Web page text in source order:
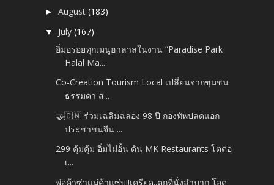
►August(183)
▼ July(167)
อิ่มอร่อยทุกเมนูฮาลาลในงาน “Paradise Park
Halal Ma...
Co-Creation Tourism Local เปลี่ยนจากชุมชน
ธรรมดา ส...
🤝🇨🇳 ร่วมเฉลิมฉลอง 98 ปี กองทัพปลดแอก
ประชาชนจีน ...
299 คุ้มคุ้ม อิ่มไม่อั้น ดัน MK Restaurants โตต่อ
เ...
พ่อค้าซ่าแม่ค้าแซ่บ!!เครียด..ตกที่นั่งลำบาก โอด